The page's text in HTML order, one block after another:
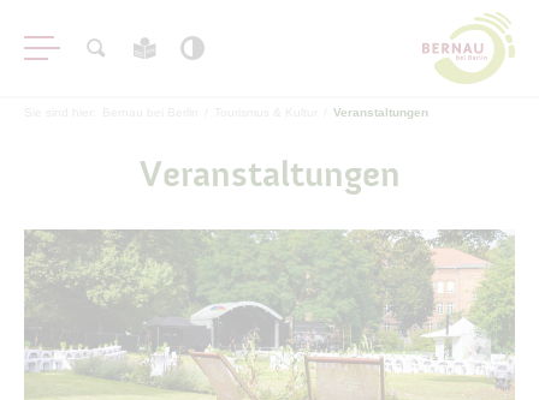
Veranstaltungen
Veranstaltungen